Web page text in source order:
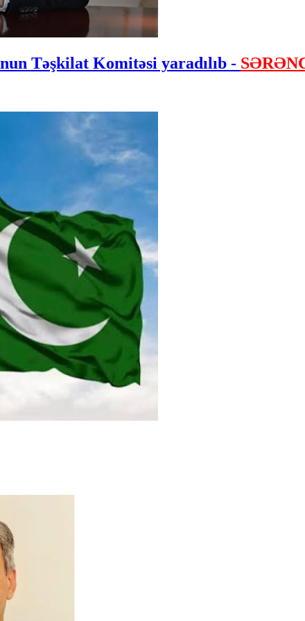
Təşkilat Komitəsi yaradılıb -